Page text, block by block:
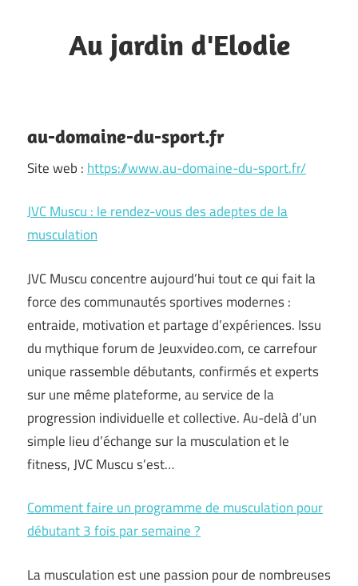
contentAu jardin d'Elodie
votre
service.
au-domaine-du-sport.fr
Site web : https://www.au-domaine-du-sport.fr/
JVC Muscu : le rendez-vous des adeptes de la
musculation
JVC Muscu concentre aujourd’hui tout ce qui fait la
force des communautés sportives modernes :
entraide, motivation et partage d’expériences. Issu
du mythique forum de Jeuxvideo.com, ce carrefour
unique rassemble débutants, confirmés et experts
sur une même plateforme, au service de la
progression individuelle et collective. Au-delà d’un
simple lieu d’échange sur la musculation et le
fitness, JVC Muscu s’est…
Comment faire un programme de musculation pour
débutant 3 fois par semaine ?
La musculation est une passion pour de nombreuses